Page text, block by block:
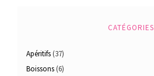
CATÉGORIES
Apéritifs (37)
Boissons (6)